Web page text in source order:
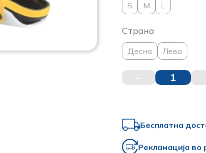
S M L
Страна
Десна Лева
- 1
Бесплатна
Рекламација